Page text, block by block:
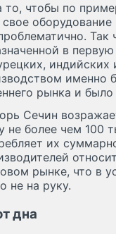
то, чтобы по
Так
в
именно
рынка и
Сечин
не более чем 100
их
рынке, что в
не на руку.
дна